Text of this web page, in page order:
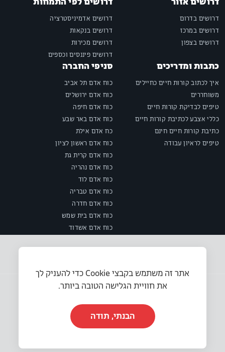
דרושים בדרום
דרושים במרכז
דרושים בצפון
דרושים אדמיניסטרציה
דרושים בנקאות
דרושים מכירות
דרושים פיננסים וכספים
כתבות ומדריכים
איך לכתוב קורות חיים כחיילים
משוחררים
טיפים לבדיקת קורות חיים
כללי אצבע לכתיבת קורות חיים
כתיבת קורות חיים חינם
טיפים לראיון עבודה
סניפי החברה
כוח אדם תל אביב
כוח אדם ירושלים
כוח אדם חיפה
כוח אדם באר שבע
כח אדם אילת
כוח אדם ראשון לציון
כוח אדם קרית גת
כוח אדם נהריה
כוח אדם לוד
כוח אדם טבריה
כוח אדם חדרה
כוח אדם בית שמש
כוח אדם אשדוד
אתר זה משתמש בקבצי Cookie כדי להעניק לך
את חוויית הגלישה הטובה ביותר.
הבנתי, תודה